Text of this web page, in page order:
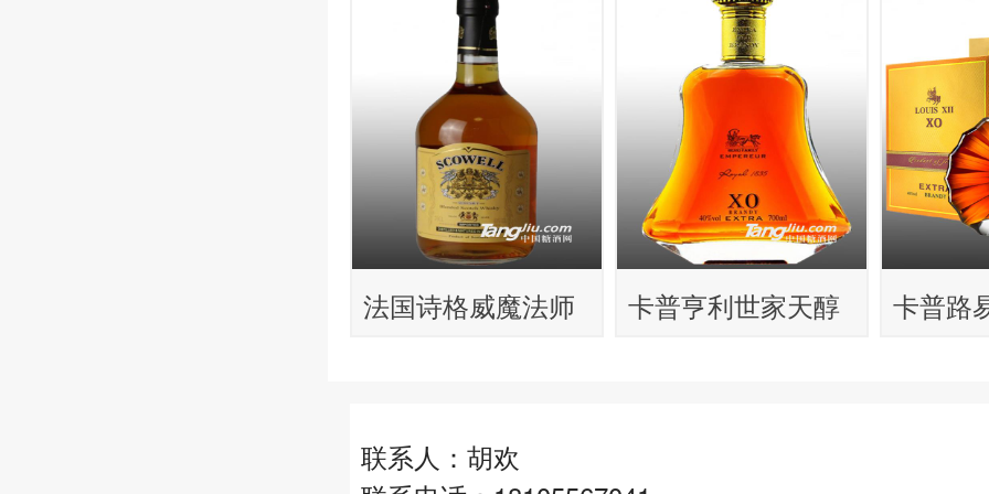
法国诗格威魔法师
卡普亨利世家天醇
卡普路
联系人：胡欢